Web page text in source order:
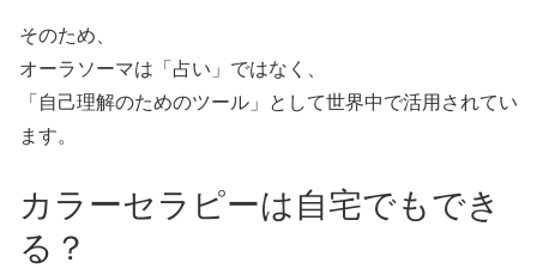
そのため、
オーラソーマは「占い」ではなく、
「自己理解のためのツール」として世界中で活用されてい
ます。
カラーセラピーは自宅でもでき
る？